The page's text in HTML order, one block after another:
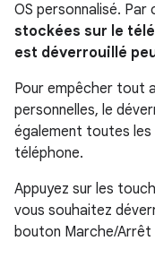
OS personnalisé. Par
stockées sur le
est déverrouillé
Pour empêcher tout
personnelles, le
également toutes les
téléphone.
Appuyez sur les
vous souhaitez
bouton Marche/Arrêt